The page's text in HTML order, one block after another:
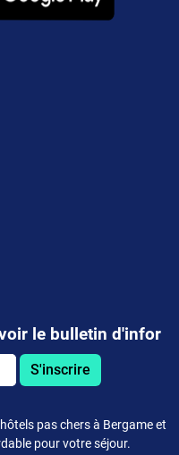
le bulletin d'infor
S'inscrire
pas chers à Bergame et
pour votre séjour.